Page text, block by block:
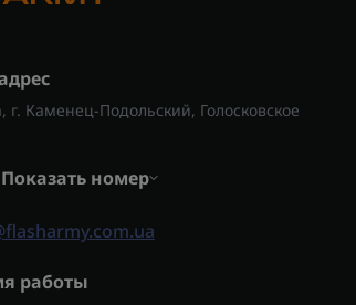
г. Каменец-Подольский, Голосковское
Показать номер
работы